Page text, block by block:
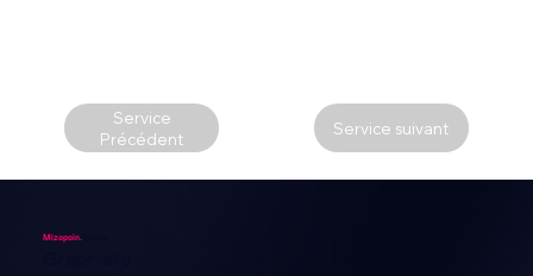
Service
Précédent
Service suivant
Mizopoin.